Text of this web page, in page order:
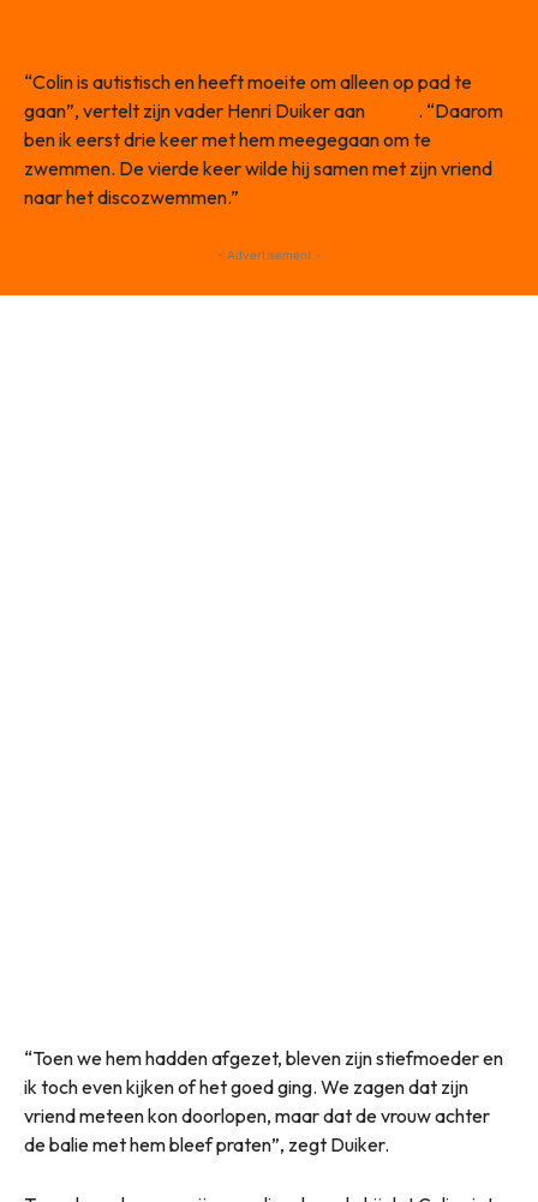
“Colin is autistisch en heeft moeite om alleen op pad te
gaan”, vertelt zijn vader Henri Duiker aan
. “Daarom
ben ik eerst drie keer met hem meegegaan om te
zwemmen. De vierde keer wilde hij samen met zijn vriend
naar het discozwemmen.”
- Advertisement -
“Toen we hem hadden afgezet, bleven zijn stiefmoeder en
ik toch even kijken of het goed ging. We zagen dat zijn
vriend meteen kon doorlopen, maar dat de vrouw achter
de balie met hem bleef praten”, zegt Duiker.